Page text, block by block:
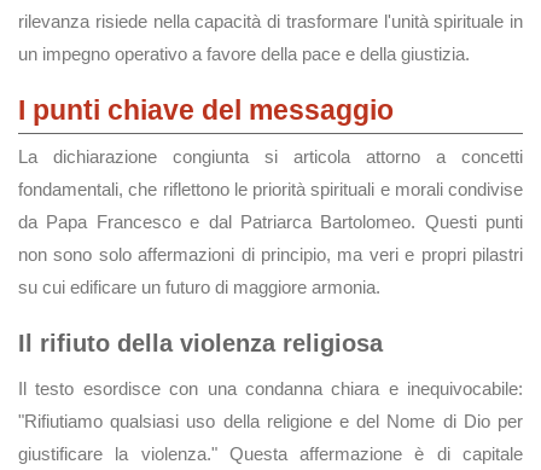
rilevanza risiede nella capacità di trasformare l'unità spirituale in
un impegno operativo a favore della pace e della giustizia.
I punti chiave del messaggio
La dichiarazione congiunta si articola attorno a concetti
fondamentali, che riflettono le priorità spirituali e morali condivise
da Papa Francesco e dal Patriarca Bartolomeo. Questi punti
non sono solo affermazioni di principio, ma veri e propri pilastri
su cui edificare un futuro di maggiore armonia.
Il rifiuto della violenza religiosa
Il testo esordisce con una condanna chiara e inequivocabile:
"Rifiutiamo qualsiasi uso della religione e del Nome di Dio per
giustificare la violenza." Questa affermazione è di capitale